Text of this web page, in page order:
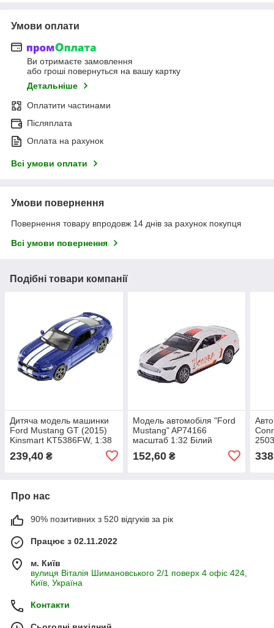
Умови оплати
Ви отримаєте замовлення
або гроші повернуться на вашу картку
Детальніше
Оплатити частинами
Післяплата
Оплата на рахунок
Всі умови оплати
Умови повернення
Повернення товару впродовж 14 днів за рахунок покупця
Всі умови повернення
Подібні товари компанії
Дитяча модель машинки
Ford Mustang GT (2015)
Kinsmart KT5386FW, 1:38
239,40 ₴
Модель автомобіля "Ford
Mustang" AP74166
масштаб 1:32 Білий
152,60₴
Про нас
90% позитивних з 520 відгуків за рік
Працює з 02.11.2022
м. Київ
вулиця Віталія Шимановського 2/1 поверх 4 офіс 424,
Київ, Україна
Контакти